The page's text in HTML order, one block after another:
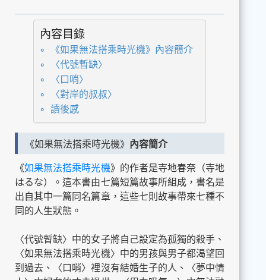
內容目錄
《如果無法搭乘時光機》內容簡介
〈代號暫缺〉
〈口哨〉
〈對岸的叔叔〉
讀後感
《如果無法搭乘時光機》 內容簡介
《如果無法搭乘時光機》的作者是寺地春奈（寺地
はるな）。這本書由七篇短篇故事所組成，書名是
出自其中一篇同名篇章，這些七則故事帶來七種不
同的人生狀態。
〈代號暫缺〉中的女子將自己設定為孤獨的殺手、
〈如果無法搭乘時光機〉中的男孩與男子都渴望回
到過去、〈口哨〉裡沒有結婚生子的人、〈夢中情